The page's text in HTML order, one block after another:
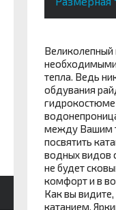
необходимыми
тепла. Ведь
обдувания
гидрокостюме
между Вашим
посвятить
водных видов
не будет
комфорт и в
Как вы
катанием.